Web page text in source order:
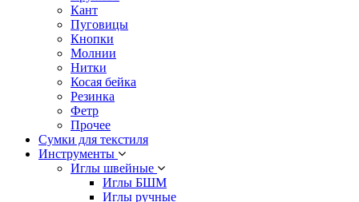
Кант
Пуговицы
Кнопки
Молнии
Нитки
Косая бейка
Резинка
Фетр
Прочее
Сумки для текстиля
Инструменты
Иглы швейные
Иглы БШМ
Иглы ручные